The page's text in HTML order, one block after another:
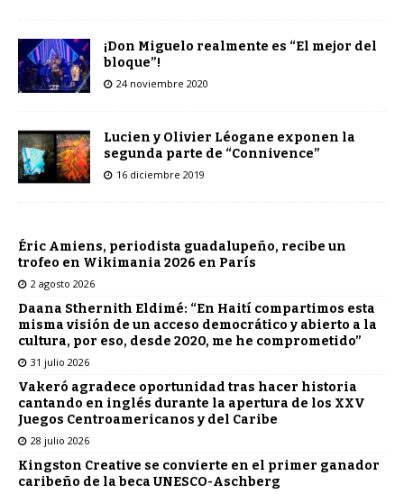
¡Don Miguelo realmente es “El mejor del
bloque”!
24 noviembre 2020
Lucien y Olivier Léogane exponen la
segunda parte de “Connivence”
16 diciembre 2019
Éric Amiens, periodista guadalupeño, recibe un
trofeo en Wikimania 2026 en París
2 agosto 2026
Daana Sthernith Eldimé: “En Haití compartimos esta
misma visión de un acceso democrático y abierto a la
cultura, por eso, desde 2020, me he comprometido”
31 julio 2026
Vakeró agradece oportunidad tras hacer historia
cantando en inglés durante la apertura de los XXV
Juegos Centroamericanos y del Caribe
28 julio 2026
Kingston Creative se convierte en el primer ganador
caribeño de la beca UNESCO-Aschberg